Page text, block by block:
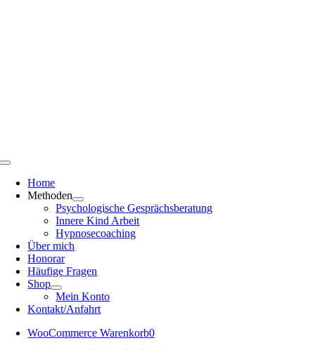
Toggle
NavigationHome
Methoden
Psychologische Gesprächsberatung
Innere Kind Arbeit
Hypnosecoaching
Über mich
Honorar
Häufige Fragen
Shop
Mein Konto
Kontakt/Anfahrt
WooCommerce Warenkorb0